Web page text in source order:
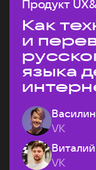
Продукт
Как
и
языка
VK
VK